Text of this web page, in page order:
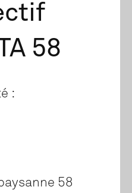
58
:
58